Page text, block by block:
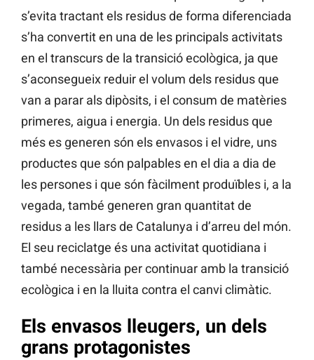
s’evita tractant els residus de forma diferenciada
s’ha convertit en una de les principals activitats
en el transcurs de la transició ecològica, ja que
s’aconsegueix reduir el volum dels residus que
van a parar als dipòsits, i el consum de matèries
primeres, aigua i energia. Un dels residus que
més es generen són els envasos i el vidre, uns
productes que són palpables en el dia a dia de
les persones i que són fàcilment produïbles i, a la
vegada, també generen gran quantitat de
residus a les llars de Catalunya i d’arreu del món.
El seu reciclatge és una activitat quotidiana i
també necessària per continuar amb la transició
ecològica i en la lluita contra el canvi climàtic.
Els envasos lleugers, un dels
grans protagonistes